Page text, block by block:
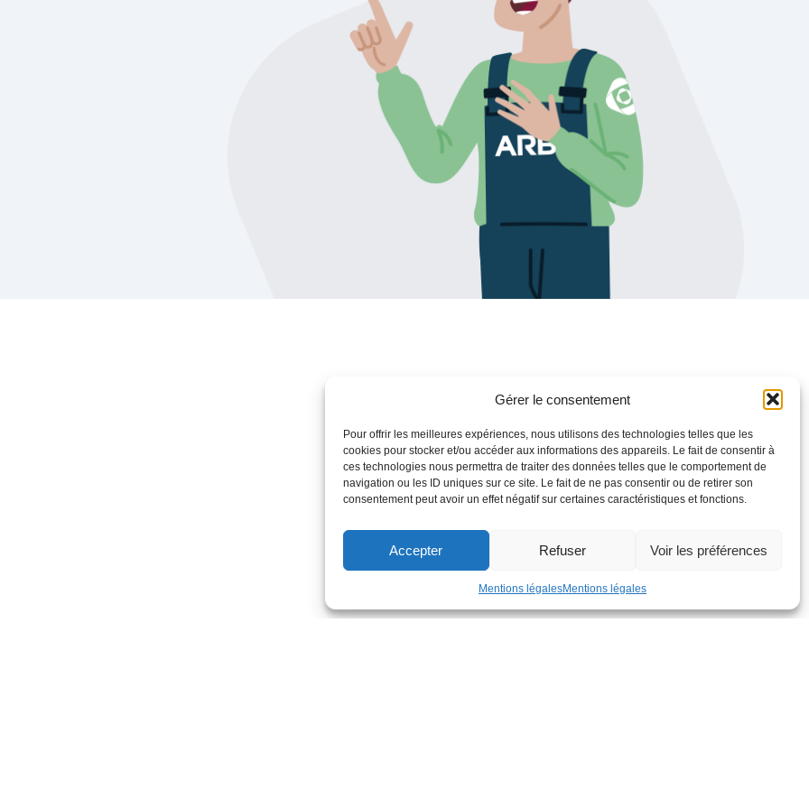
Gérer le consentement
Pour offrir les meilleures expériences, nous utilisons des technologies telles que les
cookies pour stocker et/ou accéder aux informations des appareils. Le fait de consentir à
ces technologies nous permettra de traiter des données telles que le comportement de
navigation ou les ID uniques sur ce site. Le fait de ne pas consentir ou de retirer son
consentement peut avoir un effet négatif sur certaines caractéristiques et fonctions.
Accepter Refuser Voir les préférences
Mentions légalesMentions légales